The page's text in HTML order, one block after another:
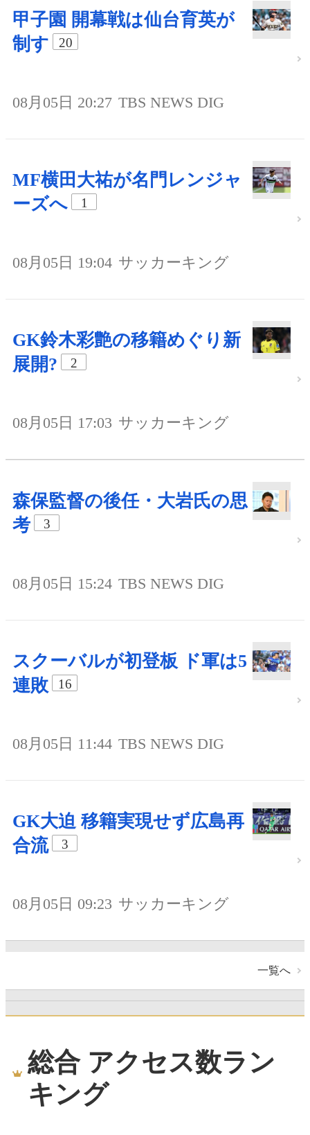
甲子園 開幕戦は仙台育英が
制す
20
08月05日 20:27 TBS NEWS DIG
MF横田大祐が名門レンジャ
ーズへ
1
08月05日 19:04 サッカーキング
GK鈴木彩艶の移籍めぐり新
展開?
2
08月05日 17:03 サッカーキング
森保監督の後任・大岩氏の思
考
3
08月05日 15:24 TBS NEWS DIG
スクーバルが初登板 ド軍は5
連敗
16
08月05日 11:44 TBS NEWS DIG
GK大迫 移籍実現せず広島再
合流
3
08月05日 09:23 サッカーキング
一覧へ
総合 アクセス数ラン
キング